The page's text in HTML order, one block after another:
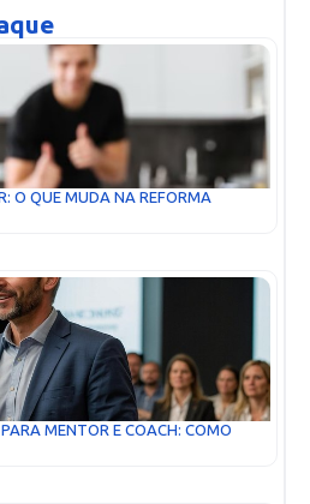
O QUE MUDA NA REFORMA
MENTOR E COACH: COMO